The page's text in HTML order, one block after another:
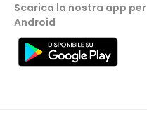
Scarica la nostra app per
Android